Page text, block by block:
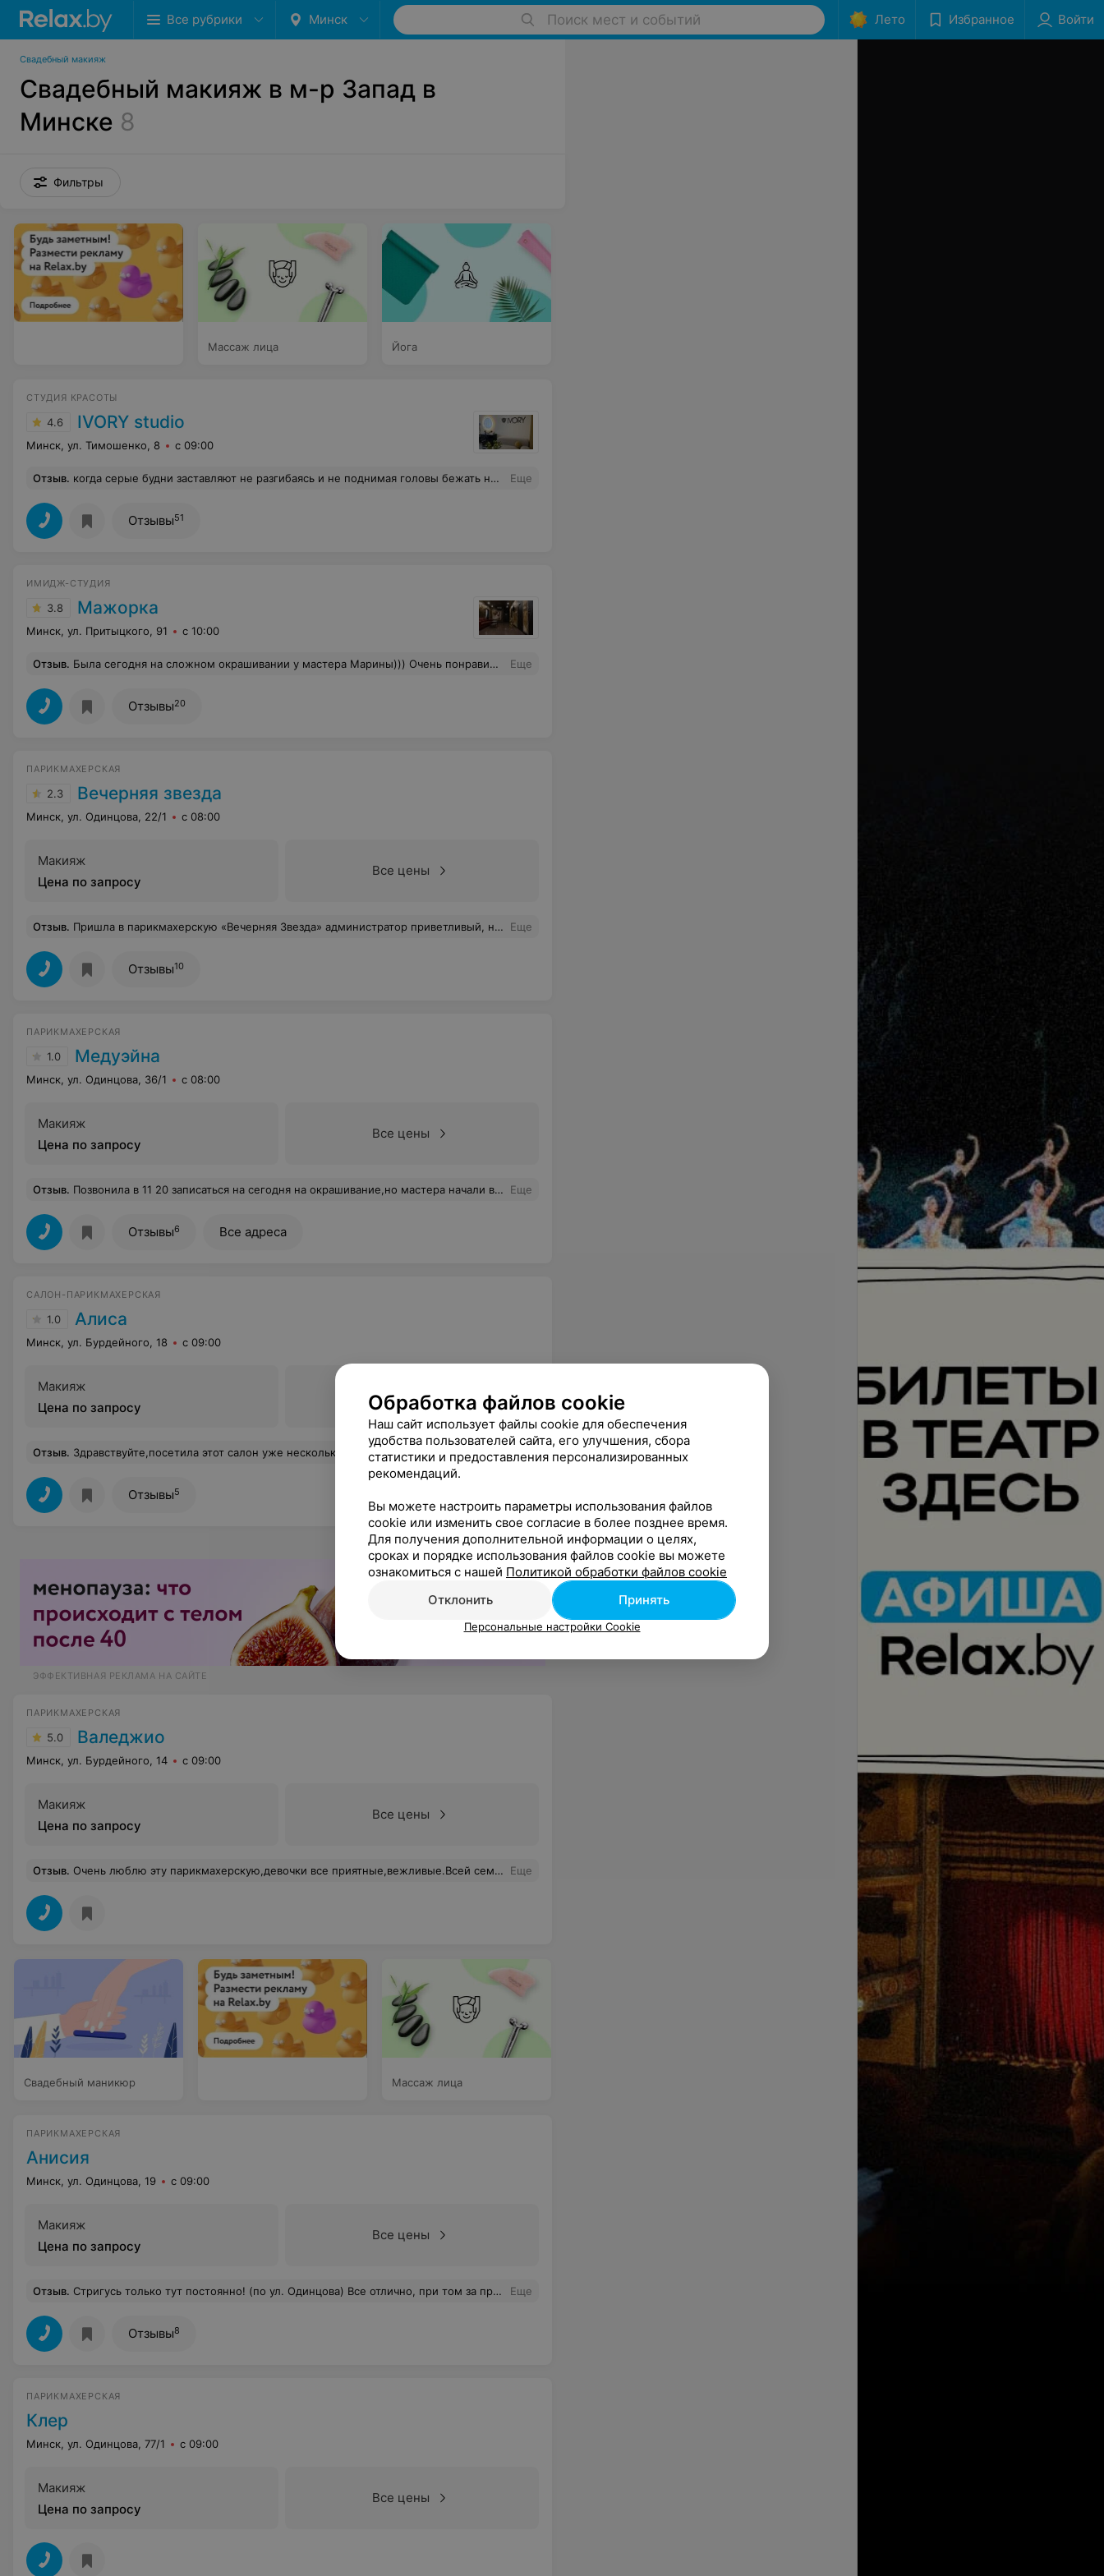
Все рубрики Минск Поиск мест и событий Лето Избранное Войти
Свадебный макияж
Свадебный макияж в м-р Запад в
Минске 8
Фильтры
Массаж лица Йога
СТУДИЯ КРАСОТЫ
4.6 IVORY studio
Минск, ул. Тимошенко, 8 с 09:00
Отзыв. когда серые будни заставляют не разгибаясь и не поднимая головы бежать не жалея себя, есть место, где тело отдыхает, находит покой и расслабление. Каждое мое посещение до глубины души трогает трепетное отношение к тебе, к твоему телу. Попав в руки Андрея, окунаешься в его заботу и внимательность. Мастер отдается своей работе на 100%. Очень довольна, что попала именно к нему! Еще
Отзывы51
ИМИДЖ-СТУДИЯ
3.8 Мажорка
Минск, ул. Притыцкого, 91 с 10:00
Отзыв. Была сегодня на сложном окрашивании у мастера Марины))) Очень понравилось. Результат превзошел все мои ожидания. Сделали еще уход от Keune(очень люблю этот бренд). Стильный салон, позитивная атмосфера, лимонад в такую жару был ооочень к месту Еще
Отзывы20
ПАРИКМАХЕРСКАЯ
2.3 Вечерняя звезда
Минск, ул. Одинцова, 22/1 с 08:00
Макияж
Цена по запросу
Все цены
Отзыв. Пришла в парикмахерскую «Вечерняя Звезда» администратор приветливый, ничего не сказать, но мастер по бровям ужасно работает не понимаю, зачем заниматься тем, чем у неё совершенно не получается. Таких бровей я и в страшном сне не видала, это просто ужас, как выйти на улицу, я не знаю, «спасибо мастеру». Уважаемые женщины, цените себя и не жалейте денег на свою красоту. Еще
Отзывы10
ПАРИКМАХЕРСКАЯ
1.0 Медуэйна
Минск, ул. Одинцова, 36/1 с 08:00
Макияж
Цена по запросу
Все цены
Отзыв. Позвонила в 11 20 записаться на сегодня на окрашивание,но мастера начали возмущаться очень громко,что было слышно в трубке,администратор "развела руками",хотя время было все свободное,записи у них не было,администратор предлагала любое время. Из за чего у них возникло море возмущений, не понимаю... Не раз попадала на эту смену с младшими, всегда лица недовольные и обслуживание не оставляет желание вернуться к ним еще и ещё.... Отвратительная смена. Еще
Отзывы6 Все адреса
САЛОН-ПАРИКМАХЕРСКАЯ
1.0 Алиса
Минск, ул. Бурдейного, 18 с 09:00
Макияж
Цена по запросу
Все цены
Отзыв. Здравствуйте,посетила этот салон уже несколько раз и хочу поблагодарить косметолога.Приятная девушка,провела консультацию и сделала чистку лица,отмечу,что впервые помимо процедуры чистки со мной провели беседу.Рекомендую! Еще
Отзывы5
ЭФФЕКТИВНАЯ РЕКЛАМА НА САЙТЕ
ПАРИКМАХЕРСКАЯ
5.0 Валеджио
Минск, ул. Бурдейного, 14 с 09:00
Макияж
Цена по запросу
Все цены
Отзыв. Очень люблю эту парикмахерскую,девочки все приятные,вежливые.Всей семьёй ходим к парикмахеру Екатерине,очень давно,отличный мастер!Всем советую) Еще
Свадебный маникюр Массаж лица
ПАРИКМАХЕРСКАЯ
Анисия
Минск, ул. Одинцова, 19 с 09:00
Макияж
Цена по запросу
Все цены
Отзыв. Стригусь только тут постоянно! (по ул. Одинцова) Все отлично, при том за приятную цену! В последний раз тоже попала к Светогор Виктории - у девушки большой опыт и явно "набитая" рука. Все быстро и качественно сделала плюс приятная в общении, даже и не заметила как время пролетело) Еще
Отзывы8
ПАРИКМАХЕРСКАЯ
Клер
Минск, ул. Одинцова, 77/1 с 09:00
Макияж
Цена по запросу
Все цены
Обработка файлов cookie
Наш сайт использует файлы cookie для обеспечения
удобства пользователей сайта, его улучшения, сбора
статистики и предоставления персонализированных
рекомендаций.
Вы можете настроить параметры использования файлов
cookie или изменить свое согласие в более позднее время.
Для получения дополнительной информации о целях,
сроках и порядке использования файлов cookie вы можете
ознакомиться с нашей Политикой обработки файлов cookie
Отклонить
Принять
Персональные настройки Cookie